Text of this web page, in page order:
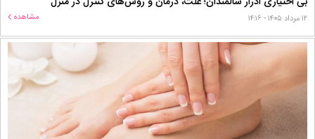
۱۲ مرداد ۱۴۰۵ - ۱۴:۱۶ مشاهده